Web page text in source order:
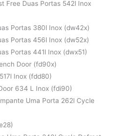
Free Duas Portas 542l Inox
Portas 380l Inox (dw42x)
Portas 456l Inox (dw52x)
Portas 441l Inox (dwx51)
Door (fd90x)
Inox (fdd80)
634 L Inox (fdi90)
Uma Porta 262l Cycle